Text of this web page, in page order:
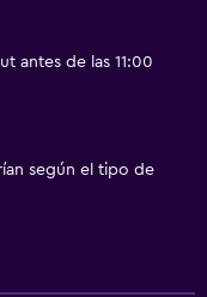
antes de las 11:00
según el tipo de